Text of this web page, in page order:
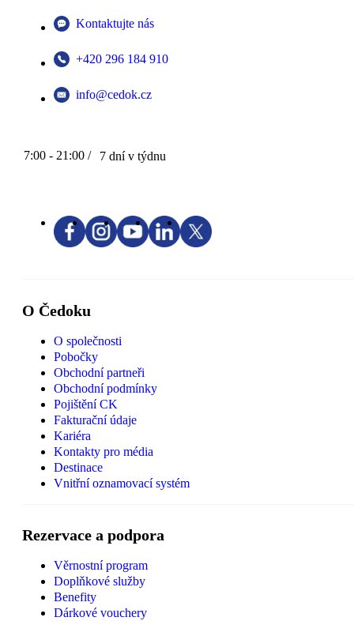
Kontaktujte nás
+420 296 184 910
info@cedok.cz
7:00 - 21:00 / 7 dní v týdnu
O Čedoku
O společnosti
Pobočky
Obchodní partneři
Obchodní podmínky
Pojištění CK
Fakturační údaje
Kariéra
Kontakty pro média
Destinace
Vnitřní oznamovací systém
Rezervace a podpora
Věrnostní program
Doplňkové služby
Benefity
Dárkové vouchery